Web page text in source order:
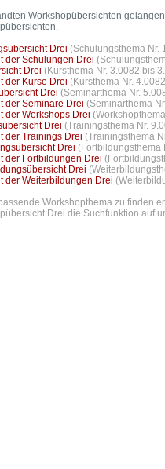
Workshopübersichten
Drei (Schulungsthema Nr.
der Schulungen Drei
Drei (Kursthema Nr. 3.0082 bis
der Kurse Drei (Kursthema Nr.
Drei (Seminarthema Nr.
der Seminare Drei (Seminarthema
der Workshops Drei
Drei (Trainingsthema Nr.
der Trainings Drei (Trainingsthema
Drei (Fortbildungsthema
der Fortbildungen Drei
Drei
der Weiterbildungen Drei
Workshopthema zu finden
Drei die Suchfunktion auf